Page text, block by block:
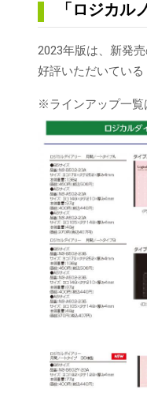
「ロジカル
2023年版は、新発
好評いただいてい
※ラインアップ一覧